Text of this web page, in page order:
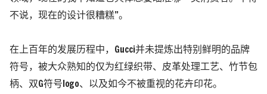
不说，现在的设计很糟糕”。
在上百年的发展历程中，Gucci并未提炼出特别鲜明的品牌
符号，被大众熟知的仅为红绿织带、皮革处理工艺、竹节包
柄、双G符号logo、以及如今不被重视的花卉印花。